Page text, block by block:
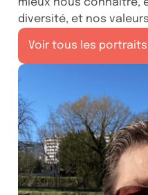
diversité, et nos
Voir tous les portraits